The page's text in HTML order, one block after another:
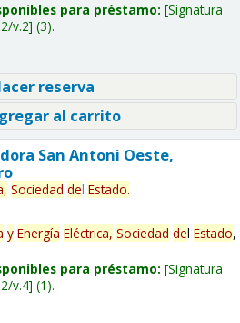
para préstamo: Signatura
v.2 (3).
reserva
al carrito
San Antoni Oeste,
Sociedad del Estado.
y Energía Eléctrica, Sociedad del Estado,
para préstamo: Signatura
v.4 (1).